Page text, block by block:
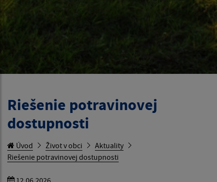
Riešenie potravinovej
dostupnosti
Úvod Život v obci
Aktuality
Riešenie potravinovej dostupnosti
12.06.2026